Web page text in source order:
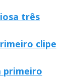
três
clipe
primeiro